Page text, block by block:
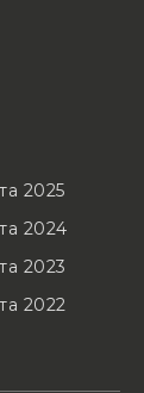
2025
2024
2023
2022